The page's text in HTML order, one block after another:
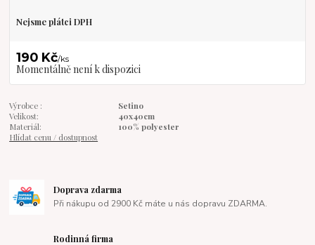
Nejsme plátci DPH
190 Kč/ks
Momentálně není k dispozici
Výrobce :
Setino
Velikost:
40x40cm
Materiál:
100% polyester
Hlídat cenu / dostupnost
Doprava zdarma
Při nákupu od 2900 Kč máte u nás dopravu ZDARMA.
Rodinná firma